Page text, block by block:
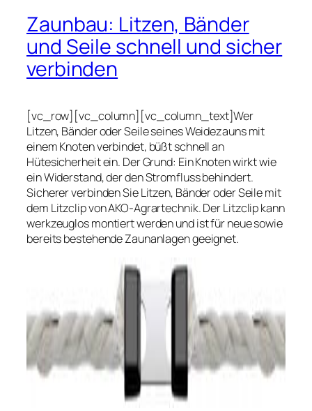
Zaunbau: Litzen, Bänder
und Seile schnell und sicher
verbinden
[vc_row][vc_column][vc_column_text]Wer
Litzen, Bänder oder Seile seines Weidezauns mit
einem Knoten verbindet, büßt schnell an
Hütesicherheit ein. Der Grund: Ein Knoten wirkt wie
ein Widerstand, der den Stromfluss behindert.
Sicherer verbinden Sie Litzen, Bänder oder Seile mit
dem Litzclip von AKO-Agrartechnik. Der Litzclip kann
werkzeuglos montiert werden und ist für neue sowie
bereits bestehende Zaunanlagen geeignet.